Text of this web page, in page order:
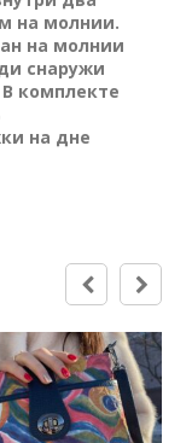
на молнии.
на молнии
снаружи
комплекте
на дне